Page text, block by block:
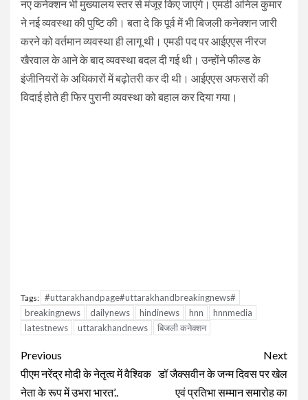
नए कनेक्शन भी मुख्यालय स्तर से मंजूर किए जाएंगे। एमडी अनिल कुमार
ने नई व्यवस्था की पुष्टि की। बता दे कि पूर्व में भी बिजली कनेक्शन जारी
करने को वर्तमान व्यवस्था ही लागू थी। एमडी पद पर आईएएस नीरज
खैरवाल के आने के बाद व्यवस्था बदल दी गई थी। उन्होंने फील्ड के
इंजीनियरों के अधिकारों में बढ़ोतरी कर दी थी। आईएएस अफसरों की
विदाई होते ही फिर पुरानी व्यवस्था को बहाल कर दिया गया।
Tags: #uttarakhandpage#uttarakhandbreakingnews#
breakingnews
dailynews hindinews hnn
hnnmedia
latestnews
uttarakhandnews बिजली कनेक्शन
Continue
Reading
Previous
पीएम नरेंद्र मोदी के नेतृत्व में वैश्विक
नेता के रूप में उभरा भारत’..
Next
डॉ जैक्सवीन के जन्म दिवस पर खेल
एवं प्रतिभा सम्मान समारोह का